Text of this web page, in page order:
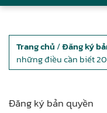
Trang chủ /Đăng ký
những điều cần biết
Đăng ký bản quyền